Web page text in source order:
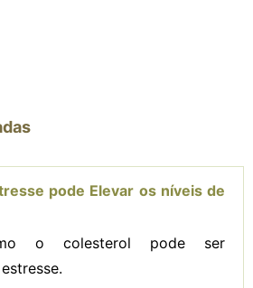
pode Elevar os níveis de
o colesterol pode ser